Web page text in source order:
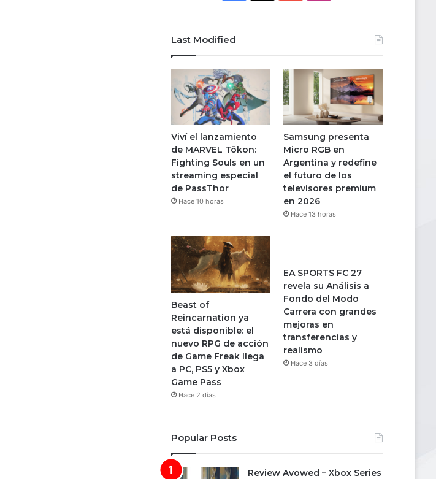
Last Modified
Viví el lanzamiento
de MARVEL Tōkon:
Fighting Souls en un
streaming especial
de PassThor
Hace 10 horas
Samsung presenta
Micro RGB en
Argentina y redefine
el futuro de los
televisores premium
en 2026
Hace 13 horas
Beast of
Reincarnation ya
está disponible: el
nuevo RPG de acción
de Game Freak llega
a PC, PS5 y Xbox
Game Pass
Hace 2 días
EA SPORTS FC 27
revela su Análisis a
Fondo del Modo
Carrera con grandes
mejoras en
transferencias y
realismo
Hace 3 días
Popular Posts
Review Avowed – Xbox Series